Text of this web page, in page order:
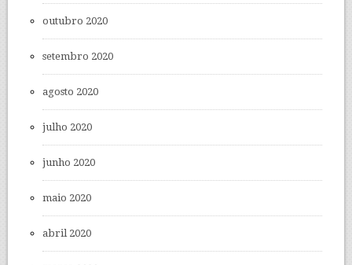
outubro 2020
setembro 2020
agosto 2020
julho 2020
junho 2020
maio 2020
abril 2020